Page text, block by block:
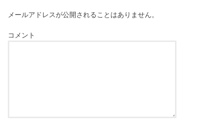
メールアドレスが公開されることはありません。
コメント